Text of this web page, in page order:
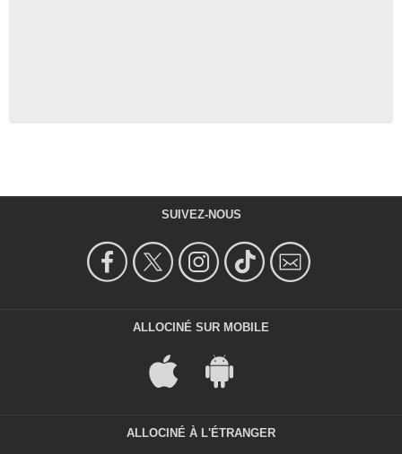
SUIVEZ-NOUS
ALLOCINÉ SUR MOBILE
ALLOCINÉ À L'ÉTRANGER